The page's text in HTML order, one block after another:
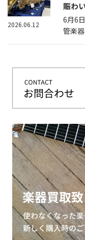
賑わ
6月6
管楽
2026.06.12